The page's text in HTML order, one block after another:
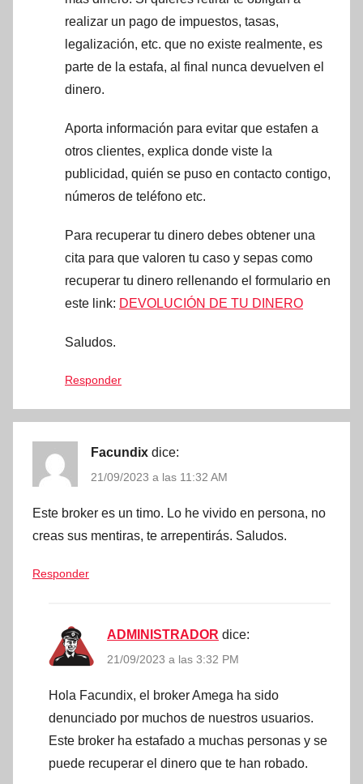
realizar un pago de impuestos, tasas,
legalización, etc. que no existe realmente, es
parte de la estafa, al final nunca devuelven el
dinero.
Aporta información para evitar que estafen a
otros clientes, explica donde viste la
publicidad, quién se puso en contacto contigo,
números de teléfono etc.
Para recuperar tu dinero debes obtener una
cita para que valoren tu caso y sepas como
recuperar tu dinero rellenando el formulario en
este link: DEVOLUCIÓN DE TU DINERO
Saludos.
Responder
Facundix dice:
21/09/2023 a las 11:32 AM
Este broker es un timo. Lo he vivido en persona, no
creas sus mentiras, te arrepentirás. Saludos.
Responder
ADMINISTRADOR dice:
21/09/2023 a las 3:32 PM
Hola Facundix, el broker Amega ha sido
denunciado por muchos de nuestros usuarios.
Este broker ha estafado a muchas personas y se
puede recuperar el dinero que te han robado.